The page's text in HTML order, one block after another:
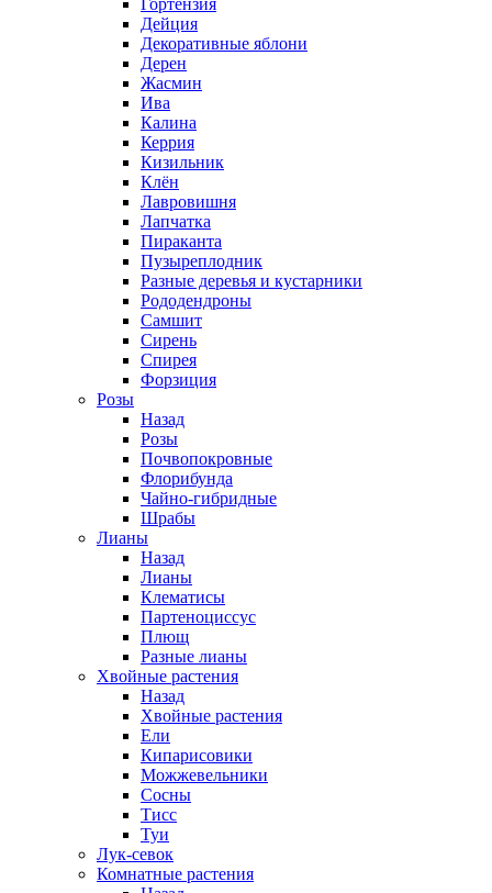
Гортензия
Дейция
Декоративные яблони
Дерен
Жасмин
Ива
Калина
Керрия
Кизильник
Клён
Лавровишня
Лапчатка
Пираканта
Пузыреплодник
Разные деревья и кустарники
Рододендроны
Самшит
Сирень
Спирея
Форзиция
Розы
Назад
Розы
Почвопокровные
Флорибунда
Чайно-гибридные
Шрабы
Лианы
Назад
Лианы
Клематисы
Партеноциссус
Плющ
Разные лианы
Хвойные растения
Назад
Хвойные растения
Ели
Кипарисовики
Можжевельники
Сосны
Тисс
Туи
Лук-севок
Комнатные растения